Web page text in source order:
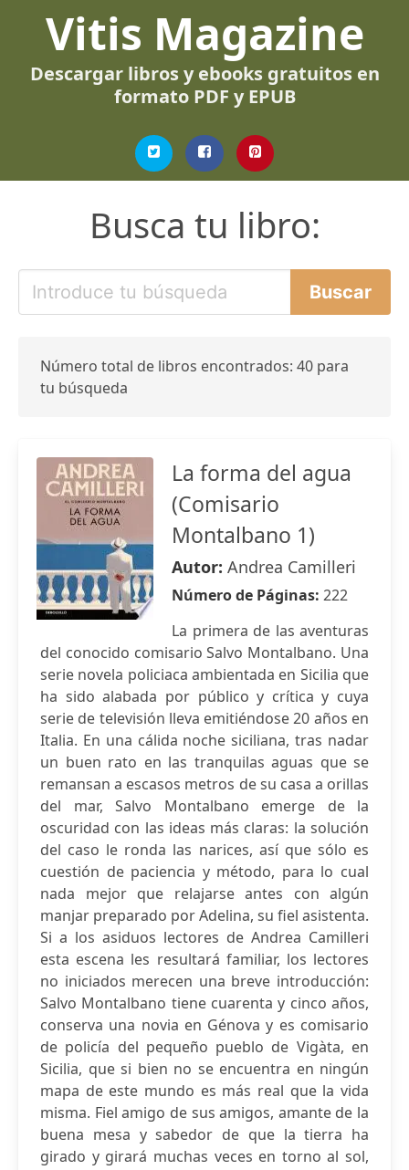
Vitis Magazine
Descargar libros y ebooks gratuitos en
formato PDF y EPUB
Busca tu libro:
Número total de libros encontrados: 40 para
tu búsqueda
La forma del agua
(Comisario
Montalbano 1)
Autor: Andrea Camilleri
Número de Páginas: 222
La primera de las aventuras
del conocido comisario Salvo Montalbano. Una
serie novela policiaca ambientada en Sicilia que
ha sido alabada por público y crítica y cuya
serie de televisión lleva emitiéndose 20 años en
Italia. En una cálida noche siciliana, tras nadar
un buen rato en las tranquilas aguas que se
remansan a escasos metros de su casa a orillas
del mar, Salvo Montalbano emerge de la
oscuridad con las ideas más claras: la solución
del caso le ronda las narices, así que sólo es
cuestión de paciencia y método, para lo cual
nada mejor que relajarse antes con algún
manjar preparado por Adelina, su fiel asistenta.
Si a los asiduos lectores de Andrea Camilleri
esta escena les resultará familiar, los lectores
no iniciados merecen una breve introducción:
Salvo Montalbano tiene cuarenta y cinco años,
conserva una novia en Génova y es comisario
de policía del pequeño pueblo de Vigàta, en
Sicilia, que si bien no se encuentra en ningún
mapa de este mundo es más real que la vida
misma. Fiel amigo de sus amigos, amante de la
buena mesa y sabedor de que la tierra ha
girado y girará muchas veces en torno al sol,